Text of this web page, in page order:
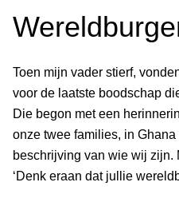
Toen mijn vader stierf,
voor de laatste boodschap
Die begon met een
onze twee families, in
beschrijving van wie wij zijn.
‘Denk eraan dat jullie